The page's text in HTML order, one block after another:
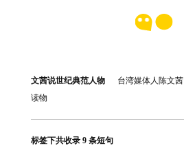
文茜说世纪典范人物 台湾媒体人陈文茜
读物
标签下共收录 9 条短句